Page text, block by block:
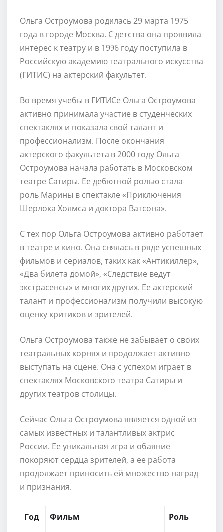
Ольга Остроумова родилась 29 марта 1975
года в городе Москва. С детства она проявила
интерес к театру и в 1996 году поступила в
Российскую академию театрального искусства
(ГИТИС) на актерский факультет.
Во время учебы в ГИТИСе Ольга Остроумова
активно принимала участие в студенческих
спектаклях и показала свой талант и
профессионализм. После окончания
актерского факультета в 2000 году Ольга
Остроумова начала работать в Московском
театре Сатиры. Ее дебютной ролью стала
роль Марины в спектакле «Приключения
Шерлока Холмса и доктора Ватсона».
С тех пор Ольга Остроумова активно работает
в театре и кино. Она снялась в ряде успешных
фильмов и сериалов, таких как «Антикиллер»,
«Два билета домой», «Следствие ведут
экстрасенсы» и многих других. Ее актерский
талант и профессионализм получили высокую
оценку критиков и зрителей.
Ольга Остроумова также не забывает о своих
театральных корнях и продолжает активно
выступать на сцене. Она с успехом играет в
спектаклях Московского театра Сатиры и
других театров столицы.
Сейчас Ольга Остроумова является одной из
самых известных и талантливых актрис
России. Ее уникальная игра и обаяние
покоряют сердца зрителей, а ее работа
продолжает приносить ей множество наград
и признания.
Год Фильм
Роль